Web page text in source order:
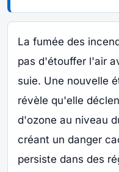
La fumée des
pas d'étouffer l'air
suie. Une nouvelle
révèle qu'elle
d'ozone au niveau
créant un danger
persiste dans des